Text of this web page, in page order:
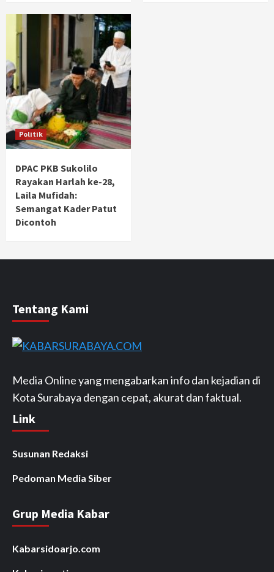
Politik
DPAC PKB Sukolilo
Rayakan Harlah ke-28,
Laila Mufidah:
Semangat Kader Patut
Dicontoh
Tentang Kami
Media Online yang mengabarkan info dan kejadian di
Kota Surabaya dengan cepat, akurat dan faktual.
Link
Susunan Redaksi
Pedoman Media Siber
Grup Media Kabar
Kabarsidoarjo.com